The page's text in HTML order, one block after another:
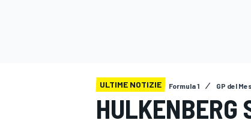
ULTIME NOTIZIE Formula 1 GP del